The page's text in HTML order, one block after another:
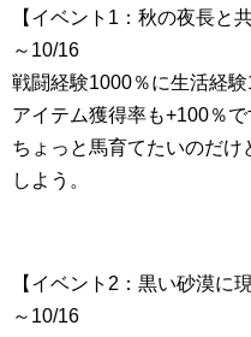
【イベント1：秋の夜長と
～10/16
戦闘経験1000％に生活経験
アイテム獲得率も+100％で
ちょっと馬育てたいのだけ
しよう。
【イベント2：黒い砂漠に
～10/16